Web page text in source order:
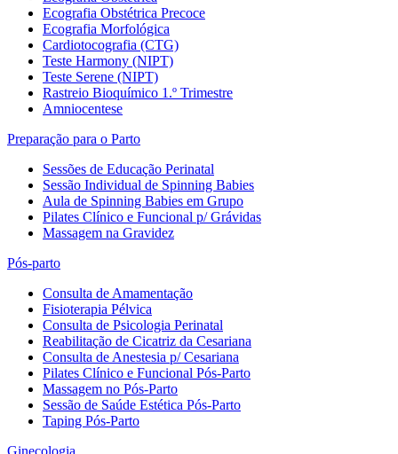
Ecografia Obstétrica Precoce
Ecografia Morfológica
Cardiotocografia (CTG)
Teste Harmony (NIPT)
Teste Serene (NIPT)
Rastreio Bioquímico 1.º Trimestre
Amniocentese
Preparação para o Parto
Sessões de Educação Perinatal
Sessão Individual de Spinning Babies
Aula de Spinning Babies em Grupo
Pilates Clínico e Funcional p/ Grávidas
Massagem na Gravidez
Pós-parto
Consulta de Amamentação
Fisioterapia Pélvica
Consulta de Psicologia Perinatal
Reabilitação de Cicatriz da Cesariana
Consulta de Anestesia p/ Cesariana
Pilates Clínico e Funcional Pós-Parto
Massagem no Pós-Parto
Sessão de Saúde Estética Pós-Parto
Taping Pós-Parto
Ginecologia